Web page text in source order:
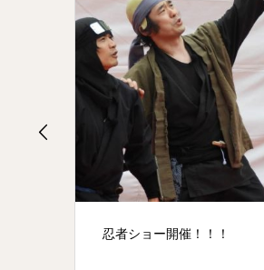
過去最高